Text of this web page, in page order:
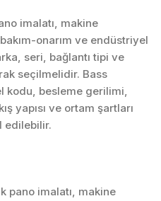
imalatı, makine
onarım ve endüstriyel
seri, bağlantı tipi ve
seçilmelidir. Bass
kodu, besleme gerilimi,
yapısı ve ortam şartları
edilebilir.
pano imalatı, makine